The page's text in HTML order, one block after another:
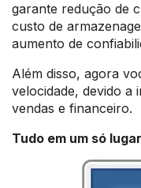
garante redução de
custo de
aumento de
Além disso, agora
velocidade, devido a
vendas e financeiro.
Tudo em um só